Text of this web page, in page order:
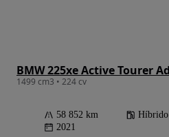
BMW 225xe Active Tourer
1499 cm3 • 224 cv
58 852 km
2021